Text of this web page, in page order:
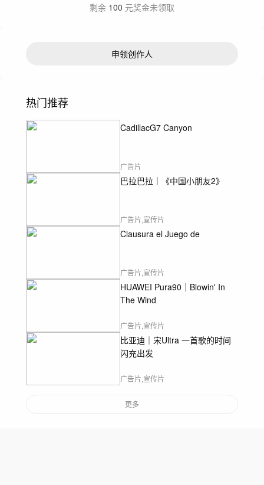
剩余 100 元奖金未领取
申领创作人
热门推荐
CadillacG7 Canyon
广告片
巴拉巴拉｜《中国小朋友2》
广告片,宣传片
Clausura el Juego de
广告片,宣传片
HUAWEI Pura90｜Blowin' In
The Wind
广告片,宣传片
比亚迪｜宋Ultra 一首歌的时间
闪充出发
广告片,宣传片
更多